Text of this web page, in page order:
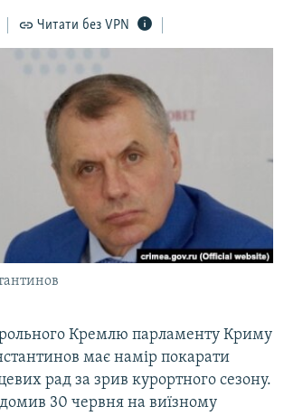
КРИМУ
RL
Читати без VPN
Кремлю парламенту Криму
має намір покарати
рад за зрив курортного сезону.
30 червня на виїзному